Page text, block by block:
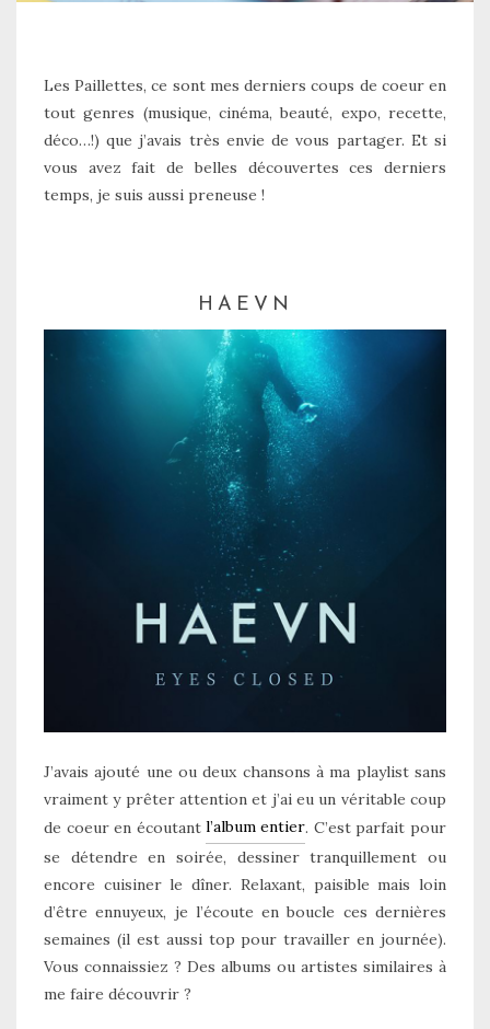
Les Paillettes, ce sont mes derniers coups de coeur en
tout genres (musique, cinéma, beauté, expo, recette,
déco…!) que j’avais très envie de vous partager. Et si
vous avez fait de belles découvertes ces derniers
temps, je suis aussi preneuse !
HAEVN
J’avais ajouté une ou deux chansons à ma playlist sans
vraiment y prêter attention et j’ai eu un véritable coup
de coeur en écoutantl’album entier. C’est parfait pour
se détendre en soirée, dessiner tranquillement ou
encore cuisiner le dîner. Relaxant, paisible mais loin
d’être ennuyeux, je l’écoute en boucle ces dernières
semaines (il est aussi top pour travailler en journée).
Vous connaissiez ? Des albums ou artistes similaires à
me faire découvrir ?